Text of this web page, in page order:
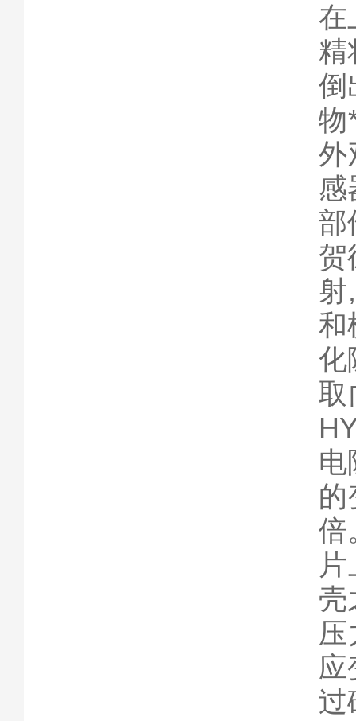
在
精
倒
物
外
感
部
贺
射
和
化
取
电
的
倍
壳
应
过